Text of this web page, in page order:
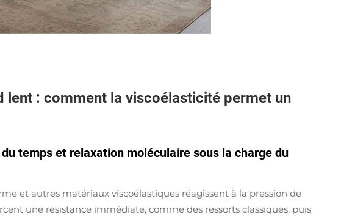
lent : comment la viscoélasticité permet un
temps et relaxation moléculaire sous la charge du
et autres matériaux viscoélastiques réagissent à la pression de
une résistance immédiate, comme des ressorts classiques, puis